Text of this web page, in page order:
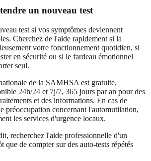
un nouveau test
test si vos symptômes deviennent
Cherchez de l'aide rapidement si la
votre fonctionnement quotidien, si
en sécurité ou si le fardeau émotionnel
seul.
de la SAMHSA est gratuite,
24h/24 et 7j/7, 365 jours par an pour des
et des informations. En cas de
préoccupation concernant l'automutilation,
les services d'urgence locaux.
recherchez l'aide professionnelle d'un
de compter sur des auto-tests répétés